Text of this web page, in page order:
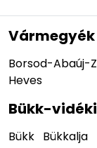
Vármegyék
Borsod-Abaúj-
Heves
Bükk-
Bükk Bükkalja